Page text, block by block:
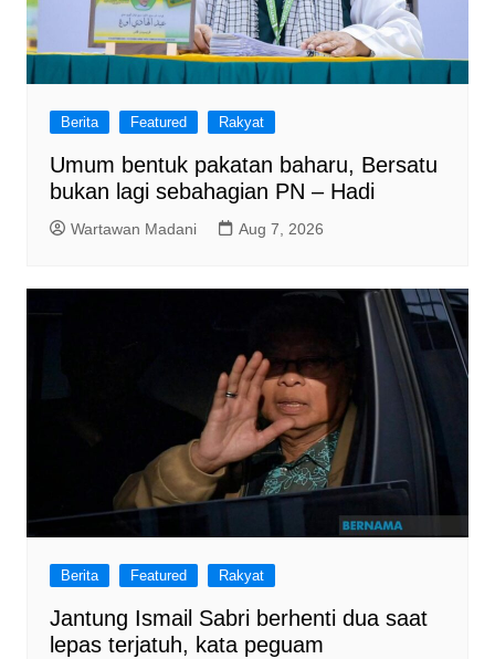
Berita Featured Rakyat
Umum bentuk pakatan baharu, Bersatu
bukan lagi sebahagian PN – Hadi
Wartawan Madani Aug 7, 2026
Berita Featured Rakyat
Jantung Ismail Sabri berhenti dua saat
lepas terjatuh, kata peguam